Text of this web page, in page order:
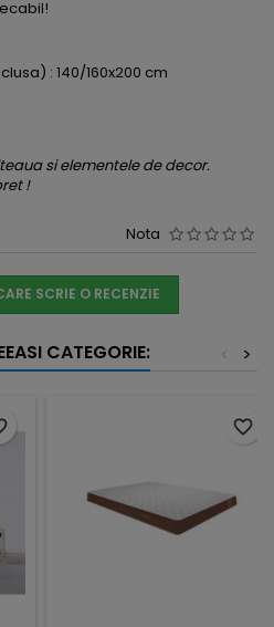
: 140/160x200 cm
si elementele de decor.
!
Nota
SCRIE O RECENZIE
CATEGORIE: >
<
favorite_border